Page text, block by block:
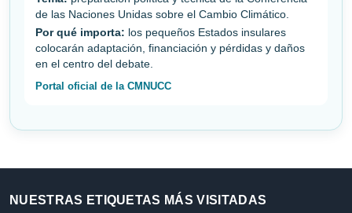
de las Naciones Unidas sobre el Cambio Climático.
Por qué importa: los pequeños Estados insulares
colocarán adaptación, financiación y pérdidas y daños
en el centro del debate.
Portal oficial de la CMNUCC
NUESTRAS ETIQUETAS MÁS VISITADAS